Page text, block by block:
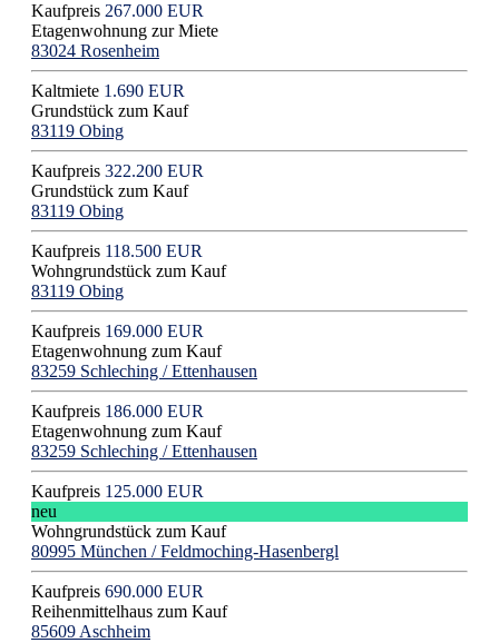
Kaufpreis 267.000 EUR
Etagenwohnung zur Miete
83024 Rosenheim
Kaltmiete 1.690 EUR
Grundstück zum Kauf
83119 Obing
Kaufpreis 322.200 EUR
Grundstück zum Kauf
83119 Obing
Kaufpreis 118.500 EUR
Wohngrundstück zum Kauf
83119 Obing
Kaufpreis 169.000 EUR
Etagenwohnung zum Kauf
83259 Schleching / Ettenhausen
Kaufpreis 186.000 EUR
Etagenwohnung zum Kauf
83259 Schleching / Ettenhausen
Kaufpreis 125.000 EUR
neu
Wohngrundstück zum Kauf
80995 München / Feldmoching-Hasenbergl
Kaufpreis 690.000 EUR
Reihenmittelhaus zum Kauf
85609 Aschheim